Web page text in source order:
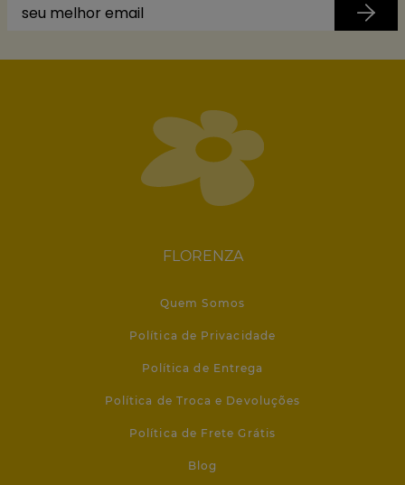
FLORENZA
Quem Somos
Política de Privacidade
Política de Entrega
Política de Troca e Devoluções
Política de Frete Grátis
Blog